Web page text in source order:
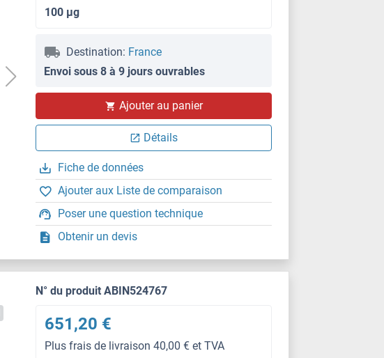
WB
100 μg
Destination: France
Envoi sous 8 à 9 jours ouvrables
Ajouter au panier
Détails
Fiche de données
Ajouter aux Liste de comparaison
Poser une question technique
Obtenir un devis
N° du produit ABIN524767
651,20 €
Plus frais de livraison 40,00 € et TVA